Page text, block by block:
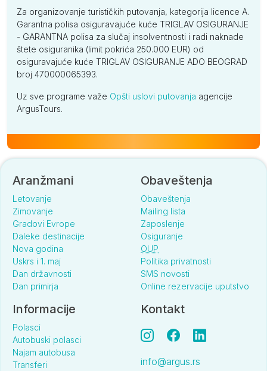
Za organizovanje turističkih putovanja, kategorija licence A.
Garantna polisa osiguravajuće kuće TRIGLAV OSIGURANJE
- GARANTNA polisa za slučaj insolventnosti i radi naknade
štete osiguranika (limit pokrića 250.000 EUR) od
osiguravajuće kuće TRIGLAV OSIGURANJE ADO BEOGRAD
broj 470000065393.
Uz sve programe važe Opšti uslovi putovanja agencije
ArgusTours.
Aranžmani
Letovanje
Zimovanje
Gradovi Evrope
Daleke destinacije
Nova godina
Uskrs i 1. maj
Dan državnosti
Dan primirja
Obaveštenja
Obaveštenja
Mailing lista
Zaposlenje
Osiguranje
OUP
Politika privatnosti
SMS novosti
Online rezervacije uputstvo
Informacije
Polasci
Autobuski polasci
Najam autobusa
Transferi
Kontakt
info@argus.rs